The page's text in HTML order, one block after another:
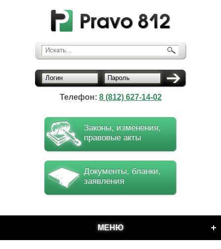
Искать...
Логин Пароль
Телефон: 8 (812) 627-14-02
Законы, изменения,
правовые акты
Документы, бланки,
заявления
МЕНЮ